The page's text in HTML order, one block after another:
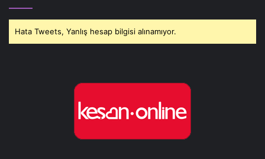
Hata Tweets, Yanlış hesap bilgisi alınamıyor.